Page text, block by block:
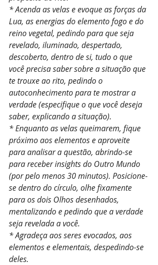
* Acenda as velas e evoque as forças da
Lua, as energias do elemento fogo e do
reino vegetal, pedindo para que seja
revelado, iluminado, despertado,
descoberto, dentro de si, tudo o que
você precisa saber sobre a situação que
te trouxe ao rito, pedindo o
autoconhecimento para te mostrar a
verdade (especifique o que você deseja
saber, explicando a situação).
* Enquanto as velas queimarem, fique
próximo aos elementos e aproveite
para analisar a questão, abrindo-se
para receber insights do Outro Mundo
(por pelo menos 30 minutos). Posicione-
se dentro do círculo, olhe fixamente
para os dois Olhos desenhados,
mentalizando e pedindo que a verdade
seja revelada a você.
* Agradeça aos seres evocados, aos
elementos e elementais, despedindo-se
deles.